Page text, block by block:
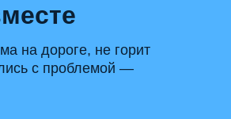
на дороге, не горит
с проблемой —